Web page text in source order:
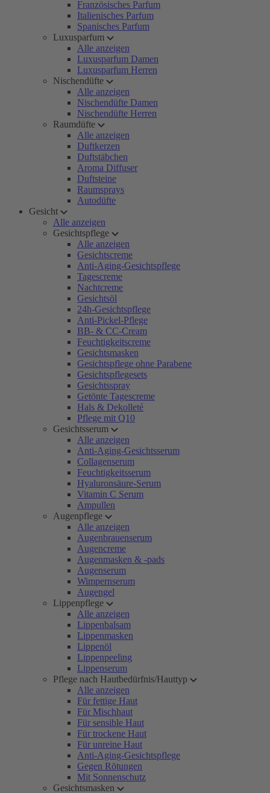
Französisches Parfum
Italienisches Parfum
Spanisches Parfum
Luxusparfum
Alle anzeigen
Luxusparfum Damen
Luxusparfum Herren
Nischendüfte
Alle anzeigen
Nischendüfte Damen
Nischendüfte Herren
Raumdüfte
Alle anzeigen
Duftkerzen
Duftstäbchen
Aroma Diffuser
Duftsteine
Raumsprays
Autodüfte
Gesicht
Alle anzeigen
Gesichtspflege
Alle anzeigen
Gesichtscreme
Anti-Aging-Gesichtspflege
Tagescreme
Nachtcreme
Gesichtsöl
24h-Gesichtspflege
Anti-Pickel-Pflege
BB- & CC-Cream
Feuchtigkeitscreme
Gesichtsmasken
Gesichtspflege ohne Parabene
Gesichtspflegesets
Gesichtsspray
Getönte Tagescreme
Hals & Dekolleté
Pflege mit Q10
Gesichtsserum
Alle anzeigen
Anti-Aging-Gesichtsserum
Collagenserum
Feuchtigkeitsserum
Hyaluronsäure-Serum
Vitamin C Serum
Ampullen
Augenpflege
Alle anzeigen
Augenbrauenserum
Augencreme
Augenmasken & -pads
Augenserum
Wimpernserum
Augengel
Lippenpflege
Alle anzeigen
Lippenbalsam
Lippenmasken
Lippenöl
Lippenpeeling
Lippenserum
Pflege nach Hautbedürfnis/Hauttyp
Alle anzeigen
Für fettige Haut
Für Mischhaut
Für sensible Haut
Für trockene Haut
Für unreine Haut
Anti-Aging-Gesichtspflege
Gegen Rötungen
Mit Sonnenschutz
Gesichtsmasken